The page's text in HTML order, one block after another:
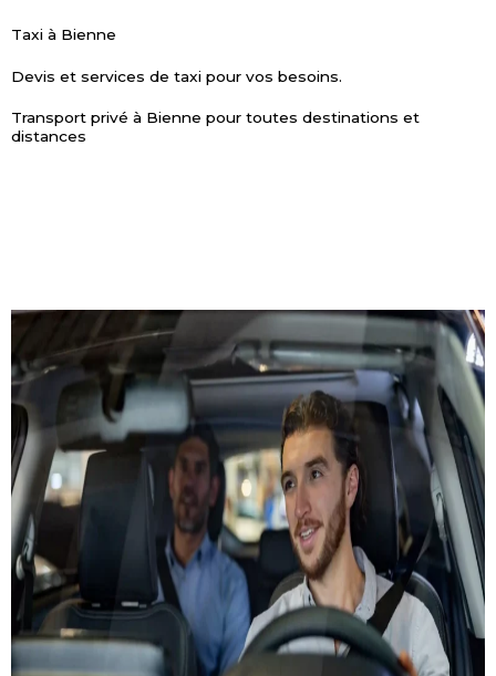
Taxi à Bienne
Devis et services de taxi pour vos besoins.
Transport privé à Bienne pour toutes destinations et
distances